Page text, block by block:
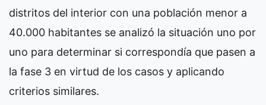
distritos del interior con una población menor a
40.000 habitantes se analizó la situación uno por
uno para determinar si correspondía que pasen a
la fase 3 en virtud de los casos y aplicando
criterios similares.